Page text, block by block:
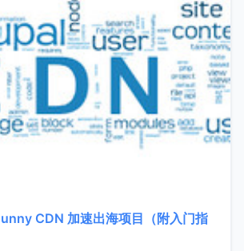
CDN 加速出海项目（附入门指